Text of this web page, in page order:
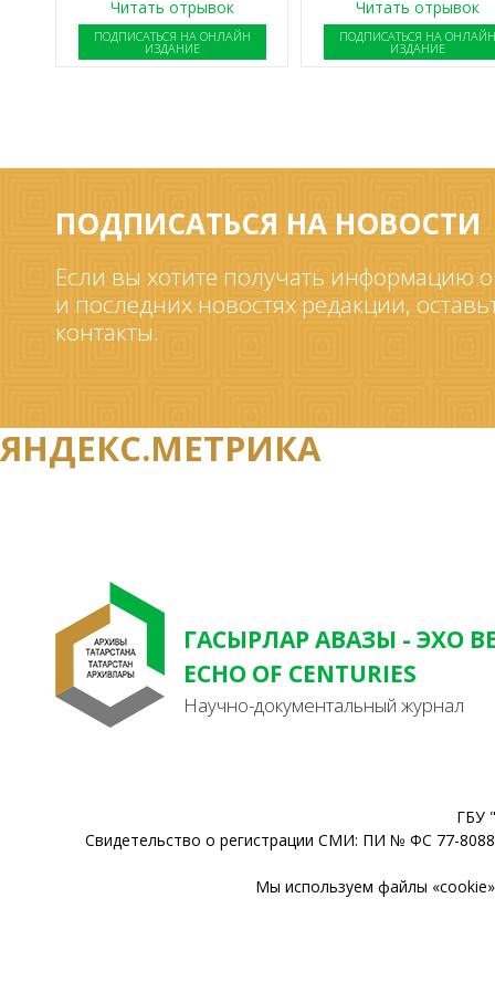
Читать отрывок
ПОДПИСАТЬСЯ НА ОНЛАЙН
ИЗДАНИЕ
Читать отрывок
ПОДПИСАТЬСЯ НА
ИЗДАНИЕ
ПОДПИСАТЬСЯ НА НОВОСТИ
Если вы хотите получать информацию
и последних новостях редакции,
контакты.
ЯНДЕКС.МЕТРИКА
ГАСЫРЛАР АВАЗЫ - ЭХО
ECHO OF CENTURIES
Научно-документальный журнал
ГБУ
Свидетельство о регистрации СМИ: ПИ № ФС 77-
Мы используем файлы «cookie»